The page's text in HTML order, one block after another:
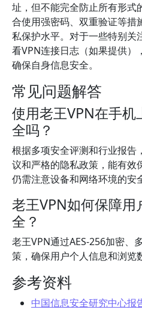
址，但不能完全防止所有形式
合使用强密码、双重验证等措
私保护水平。对于一些特别关
看VPN连接日志（如果提供）
确保自身信息安全。
常见问题解答
使用老王VPN在手
全吗？
根据多项安全评测和行业报告
议和严格的隐私政策，能有效
仍需注意设备和网络环境的安
老王VPN如何保障用
全？
老王VPN通过AES-256加密、
策，确保用户个人信息和浏览
参考资料
中国信息安全研究中心报